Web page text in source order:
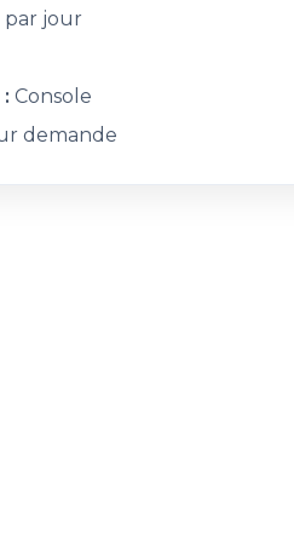
par jour
Console
demande